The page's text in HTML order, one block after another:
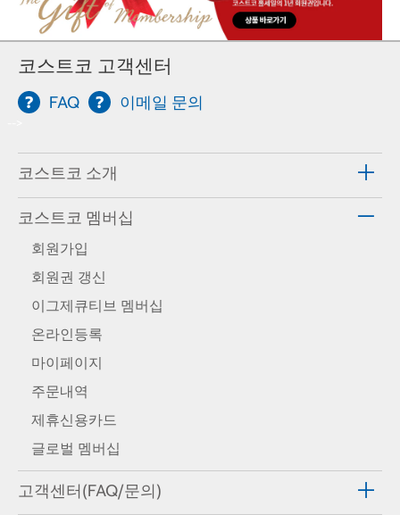
코스트코 고객센터
FAQ 이메일 문의
코스트코 소개
코스트코 멤버십
회원가입
회원권 갱신
이그제큐티브 멤버십
온라인등록
마이페이지
주문내역
제휴신용카드
글로벌 멤버십
고객센터(FAQ/문의)